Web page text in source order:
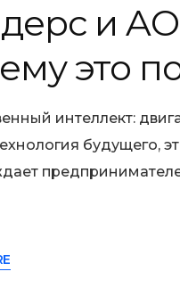
и
это
интеллект:
будущего,